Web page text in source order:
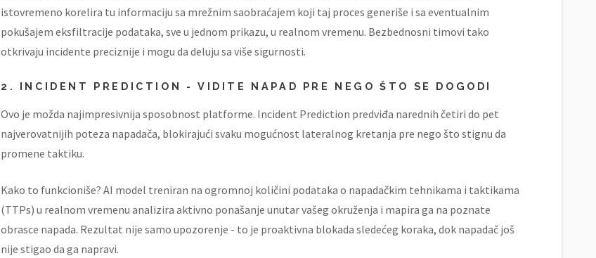
istovremeno korelira tu informaciju sa mrežnim saobraćajem koji taj proces generiše i sa eventualnim
pokušajem eksfiltracije podataka, sve u jednom prikazu, u realnom vremenu. Bezbednosni timovi tako
otkrivaju incidente preciznije i mogu da deluju sa više sigurnosti.
2. INCIDENT PREDICTION - VIDITE NAPAD PRE NEGO ŠTO SE DOGODI
Ovo je možda najimpresivnija sposobnost platforme. Incident Prediction predviđa narednih četiri do pet
najverovatnijih poteza napadača, blokirajući svaku mogućnost lateralnog kretanja pre nego što stignu da
promene taktiku.
Kako to funkcioniše? AI model treniran na ogromnoj količini podataka o napadačkim tehnikama i taktikama
(TTPs) u realnom vremenu analizira aktivno ponašanje unutar vašeg okruženja i mapira ga na poznate
obrasce napada. Rezultat nije samo upozorenje - to je proaktivna blokada sledećeg koraka, dok napadač još
nije stigao da ga napravi.